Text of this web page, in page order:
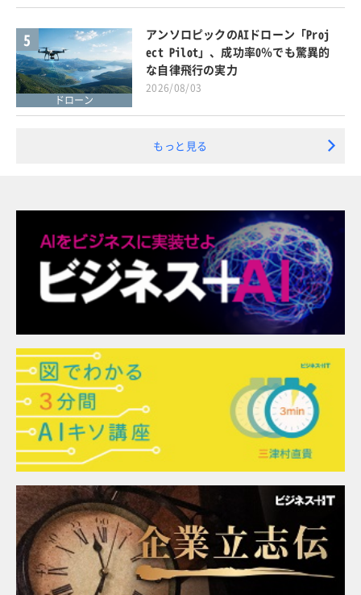
5
ドローン
アンソロピックのAIドローン「Proj
ect Pilot」、成功率0％でも驚異的
な自律飛行の実力
2026/08/03
もっと見る